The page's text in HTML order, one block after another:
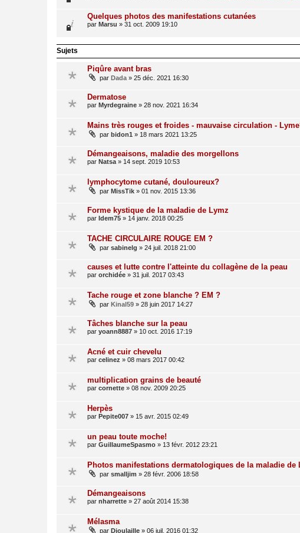
Quelques photos des manifestations cutanées
par Marsu » 31 oct. 2009 19:10
Sujets
Piqûre avant bras
par Dada » 25 déc. 2021 16:30
Dermatose
par Myrdegraine » 28 nov. 2021 16:34
Mains très rouges et froides - mauvaise circulation -
par bidon1 » 18 mars 2021 13:25
Démangeaisons, maladie des morgellons
par Natsa » 14 sept. 2019 10:53
lymphocytome cutané, douloureux?
par MissTik » 01 nov. 2015 13:36
Forme kystique de la maladie de Lymz
par Idem75 » 14 janv. 2018 00:25
TACHE CIRCULAIRE ROUGE EM ?
par sabinelg » 24 juil. 2018 21:00
causes et lutte contre l'atteinte du collagène de la peau
par orchidée » 31 juil. 2017 03:43
Tache rouge et zone blanche ? EM ?
par Kinal59 » 28 juin 2017 14:27
Tâches blanche sur la peau
par yoann8887 » 10 oct. 2016 17:19
Acné et cuir chevelu
par celinez » 08 mars 2017 00:42
multiplication grains de beauté
par cornette » 08 nov. 2009 20:25
Herpès
par Pepite007 » 15 avr. 2015 02:49
un peau toute moche!
par GuillaumeSpasmo » 13 févr. 2012 23:21
Photos manifestations dermatologiques de la maladie de
par smalljim » 28 févr. 2006 18:58
Démangeaisons
par nharrette » 27 août 2014 15:38
Mélasma
par Djoulaille » 06 juil. 2016 01:32